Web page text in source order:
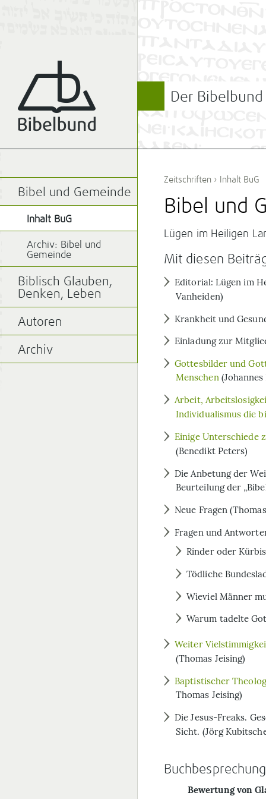
Der Bibelbund
Zeitschriften › Inhalt BuG
Bibel und
Lügen im Heiligen
Mit diesen
Editorial: Lügen im
Vanheiden)
Krankheit und
Einladung zur
Gottesbilder und
Menschen(Johannes
Arbeit,
Individualismus die
Einige Unterschiede
(Benedikt Peters)
Die Anbetung der
Beurteilung der
Neue Fragen
Fragen und
Rinder oder
Tödliche
Wieviel Männer
Warum tadelte
Weiter
(Thomas Jeising)
Baptistischer
Thomas Jeising)
Die Jesus-Freaks.
Sicht. (Jörg
Bewertung von
Bibel und Gemeinde
Inhalt BuG
Archiv: Bibel und
Gemeinde
Biblisch Glauben,
Denken, Leben
Autoren
Archiv